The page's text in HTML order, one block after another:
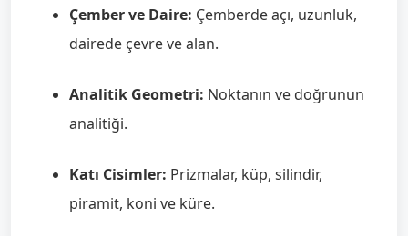
Çember ve Daire: Çemberde açı, uzunluk,
dairede çevre ve alan.
Analitik Geometri: Noktanın ve doğrunun
analitiği.
Katı Cisimler: Prizmalar, küp, silindir,
piramit, koni ve küre.